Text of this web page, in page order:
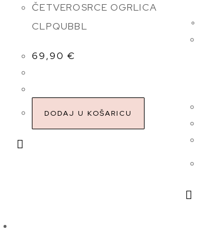
ČETVEROSRCE OGRLICA
CLPQUBBL
69,90€
DODAJ U KOŠARICU